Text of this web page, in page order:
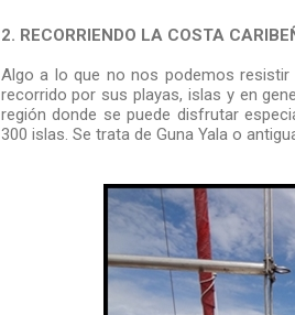
2. RECORRIENDO LA COSTA
Algo a lo que no nos podemos
recorrido por sus playas, islas y en
región donde se puede disfrutar
300 islas. Se trata de Guna Yala o